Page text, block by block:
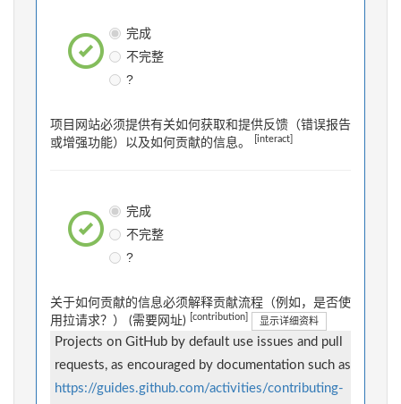
完成
不完整
?
项目网站必须提供有关如何获取和提供反馈（错误报告
或增强功能）以及如何贡献的信息。
[interact]
完成
不完整
?
关于如何贡献的信息必须解释贡献流程（例如，是否使
用拉请求？） (需要网址)
[contribution] 显示详细资料
Projects on GitHub by default use issues and pull
requests, as encouraged by documentation such as
https://guides.github.com/activities/contributing-